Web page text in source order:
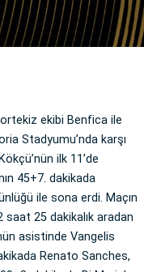
ekibi Benfica ile
Stadyumu’nda karşı
ilk 11’de
45+7. dakikada
ile sona erdi. Maçın
saat 25 dakikalık aradan
asistinde Vangelis
Renato Sanches,